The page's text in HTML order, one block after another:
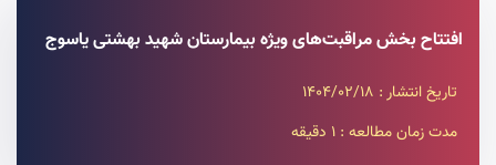
افتتاح بخش مراقبت‌های ویژه بیمارستان شهید بهشتی یاسوج
تاریخ انتشار : 1404/02/18
مدت زمان مطالعه : 1 دقیقه